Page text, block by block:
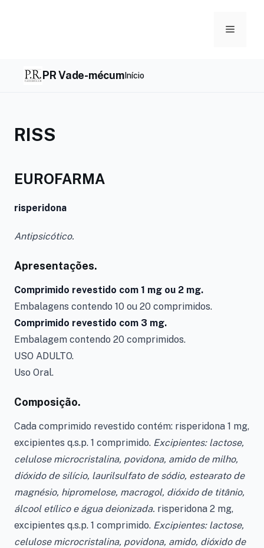
Menu
PR Vade-mécumInício
RISS
EUROFARMA
risperidona
Antipsicótico.
Apresentações.
Comprimido revestido com 1 mg ou 2 mg.
Embalagens contendo 10 ou 20 comprimidos.
Comprimido revestido com 3 mg.
Embalagem contendo 20 comprimidos.
USO ADULTO.
Uso Oral.
Composição.
Cada comprimido revestido contém: risperidona 1 mg,
excipientes q.s.p. 1 comprimido. Excipientes: lactose,
celulose microcristalina, povidona, amido de milho,
dióxido de silício, laurilsulfato de sódio, estearato de
magnésio, hipromelose, macrogol, dióxido de titânio,
álcool etílico e água deionizada. risperidona 2 mg,
excipientes q.s.p. 1 comprimido. Excipientes: lactose,
celulose microcristalina, povidona, amido, dióxido de